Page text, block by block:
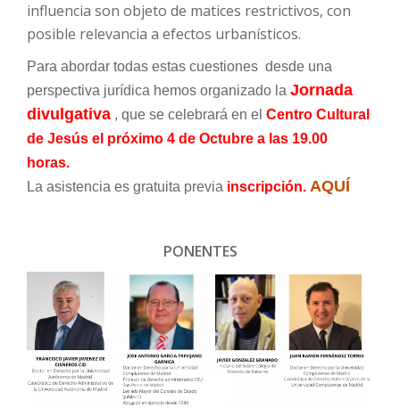
influencia son objeto de matices restrictivos, con
posible relevancia a efectos urbanísticos.
Para abordar todas estas cuestiones desde una
perspectiva jurídica hemos organizado la Jornada
divulgativa , que se celebrará en el Centro Cultural
de Jesús el próximo 4 de Octubre a las 19.00
horas.
La asistencia es gratuita previa inscripción. AQUÍ
PONENTES